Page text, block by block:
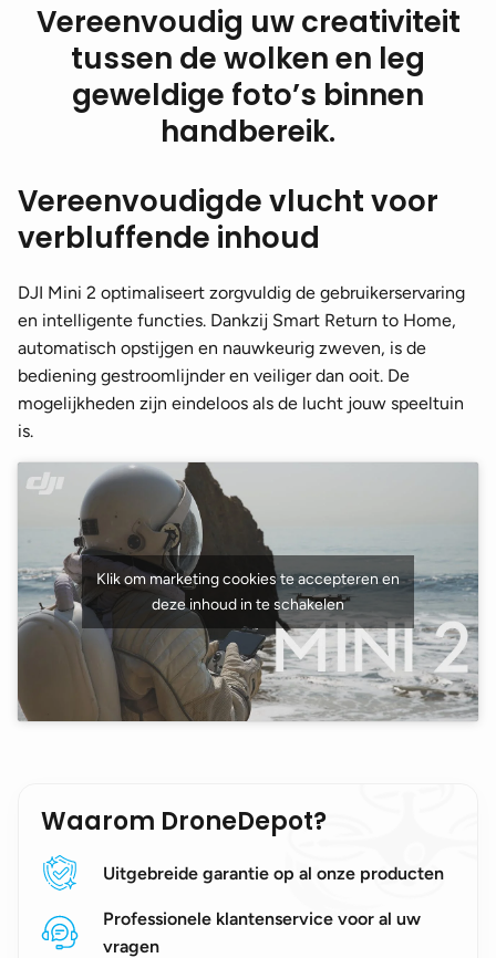
Vereenvoudig uw creativiteit
tussen de wolken en leg
geweldige foto’s binnen
handbereik.
Vereenvoudigde vlucht voor
verbluffende inhoud
DJI Mini 2 optimaliseert zorgvuldig de gebruikerservaring
en intelligente functies. Dankzij Smart Return to Home,
automatisch opstijgen en nauwkeurig zweven, is de
bediening gestroomlijnder en veiliger dan ooit. De
mogelijkheden zijn eindeloos als de lucht jouw speeltuin
is.
Klik om marketing cookies te accepteren en
deze inhoud in te schakelen
Waarom DroneDepot?
Uitgebreide garantie op al onze producten
Professionele klantenservice voor al uw
vragen